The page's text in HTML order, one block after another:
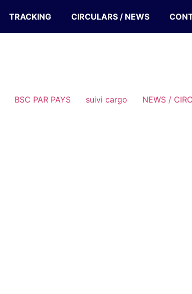
TRACKING CIRCULARS / NEWS
BSC PAR PAYS suivi cargo NEWS /